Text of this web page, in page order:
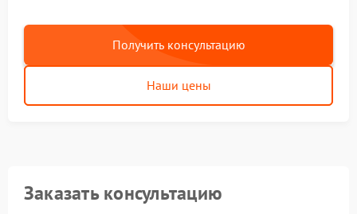
Получить консультацию
Наши цены
Заказать консультацию